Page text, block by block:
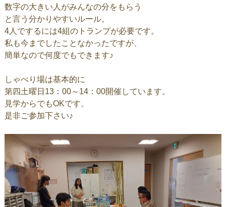
数字の大きい人がみんなの分をもらう
と言う分かりやすいルール。
4人でするには4組のトランプが必要です。
私も今までしたことなかったですが、
簡単なので何度でもできます♪
しゃべり場は基本的に
第四土曜日13：00～14：00開催しています。
見学からでもOKです。
是非ご参加下さい♪